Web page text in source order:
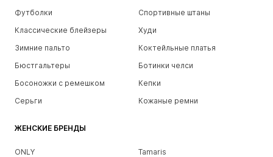
Футболки
Спортивные штаны
Классические блейзеры
Худи
Зимние пальто
Коктейльные платья
Бюстгальтеры
Ботинки челси
Босоножки с ремешком
Кепки
Серьги
Кожаные ремни
ЖЕНСКИЕ БРЕНДЫ
ONLY
Tamaris